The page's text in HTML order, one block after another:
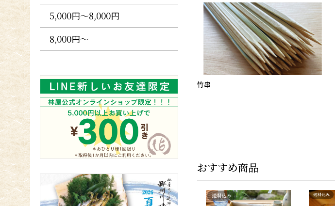
竹串
おすすめ商品
5,000円〜8,000円
8,000円〜